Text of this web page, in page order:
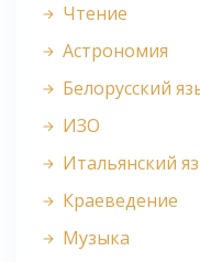
Чтение
Астрономия
Белорусский
ИЗО
Итальянский
Краеведение
Музыка